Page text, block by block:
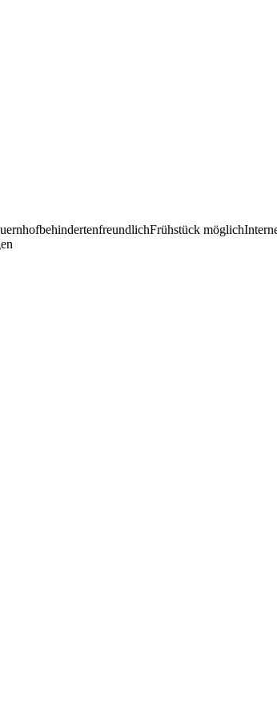
behindertenfreundlichFrühstück möglich